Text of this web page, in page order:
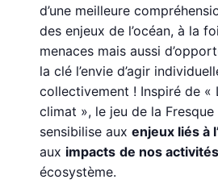
d’une meilleure
des enjeux de l’océan, à la
menaces mais aussi
la clé l’envie d’agir
collectivement ! Inspiré de «
climat », le jeu de la Fresque
sensibilise auxenjeux liés à
aux impacts de nos activités
écosystème.